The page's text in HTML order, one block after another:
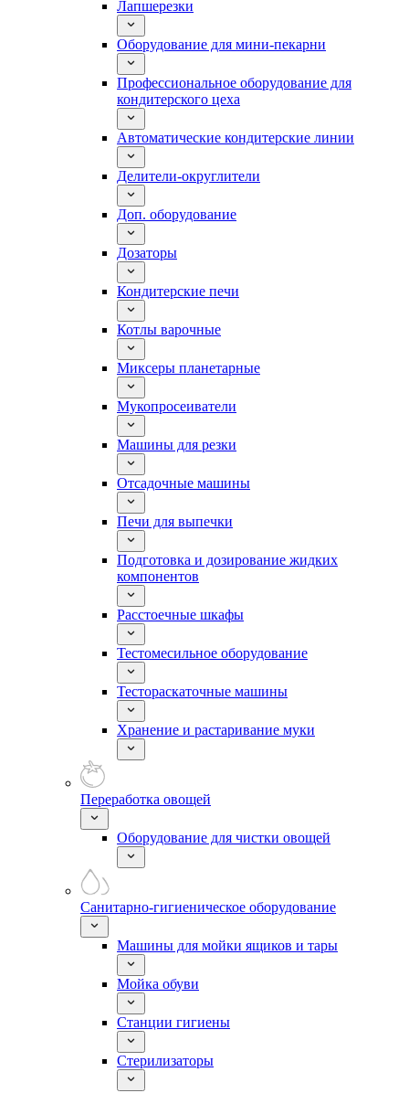
Лапшерезки
Оборудование для мини-пекарни
Профессиональное оборудование для
кондитерского цеха
Автоматические кондитерские линии
Делители-округлители
Доп. оборудование
Дозаторы
Кондитерские печи
Котлы варочные
Миксеры планетарные
Мукопросеиватели
Машины для резки
Отсадочные машины
Печи для выпечки
Подготовка и дозирование жидких
компонентов
Расстоечные шкафы
Тестомесильное оборудование
Тестораскаточные машины
Хранение и растаривание муки
Переработка овощей
Оборудование для чистки овощей
Санитарно-гигиеническое оборудование
Машины для мойки ящиков и тары
Мойка обуви
Станции гигиены
Стерилизаторы